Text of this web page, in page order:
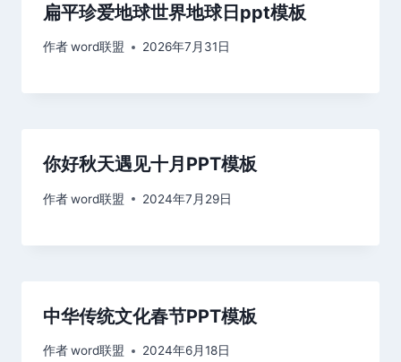
扁平珍爱地球世界地球日ppt模板
作者word联盟 2026年7月31日
你好秋天遇见十月PPT模板
作者word联盟 2024年7月29日
中华传统文化春节PPT模板
作者word联盟 2024年6月18日